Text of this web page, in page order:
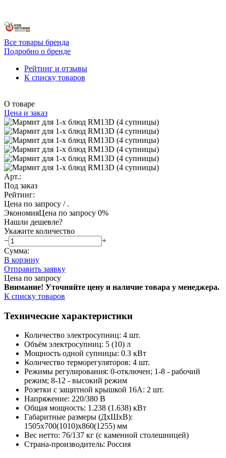
Все товары бренда
Подробно о бренде
Рейтинг и отзывы
К списку товаров
О товаре
Цена и заказ
Арт.:
Под заказ
Рейтинг:
Цена по запросу / .
ЭкономияЦена по запросу 0%
Нашли дешевле?
Укажите количество
−
+
Сумма:
В корзину
Отправить заявку
Цена по запросу
Внимание! Уточняйте цену и наличие товара у менеджера.
К списку товаров
Технические характеристики
Количество электросупниц: 4 шт.
Объём электросупниц: 5 (10) л
Мощность одной супницы: 0.3 кВт
Количество терморегуляторов: 4 шт.
Режимы регулирования: 0-отключен; 1-8 - рабочий
режим; 8-12 - высокий режим
Розетки с защитной крышкой 16А: 2 шт.
Напряжение: 220/380 В
Общая мощность: 1.238 (1.638) кВт
Габаритные размеры (ДхШхВ):
1505х700(1010)х860(1255) мм
Вес нетто: 76/137 кг (с каменной столешницей)
Страна-производитель: Россия